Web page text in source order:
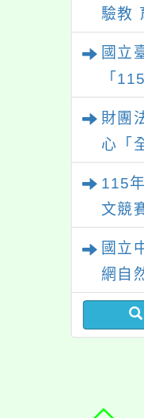
驗教
展的
國立
「
財團
心「
115
文競
國立
網自
期課